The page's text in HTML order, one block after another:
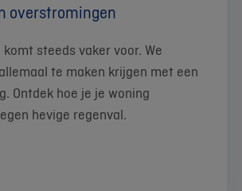
overstromingen
steeds vaker voor. We
te maken krijgen met een
Ontdek hoe je je woning
hevige regenval.